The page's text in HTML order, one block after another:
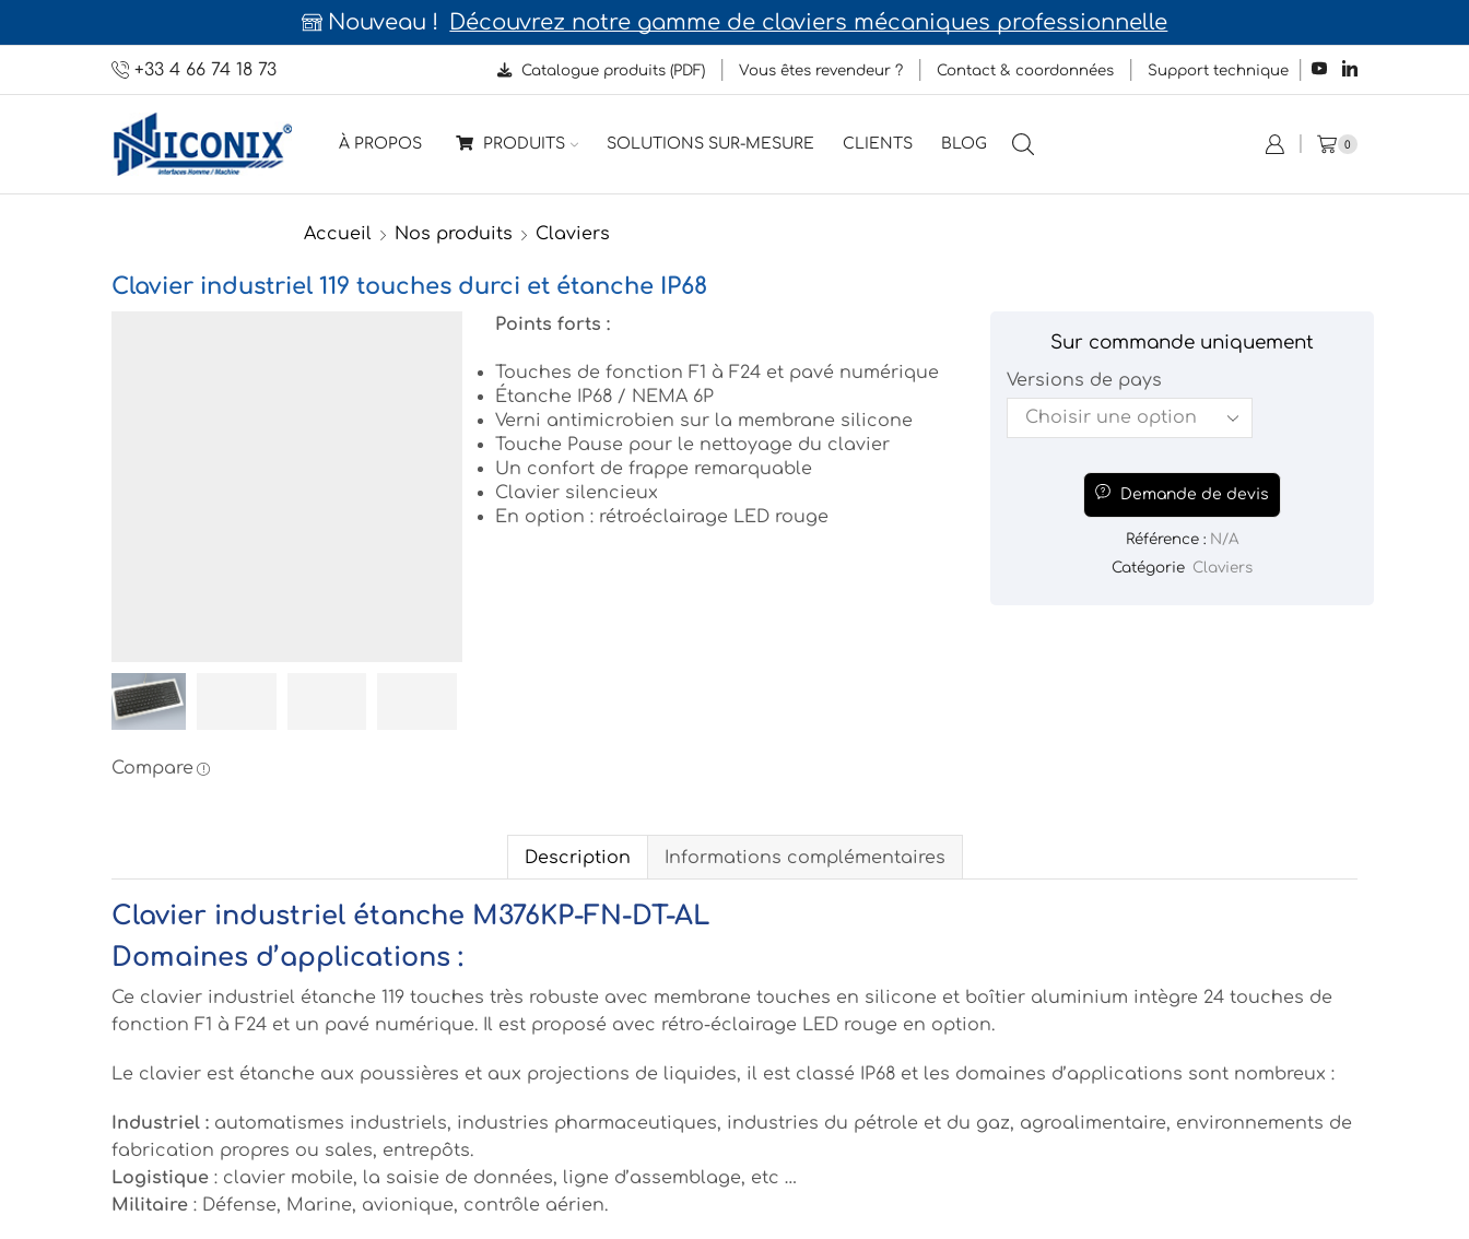
Nouveau ! Découvrez notre gamme de claviers mécaniques professionnelle
+33 4 66 74 18 73 Catalogue produits (PDF) Vous êtes revendeur ? Contact & coordonnées Support technique
À PROPOS PRODUITS SOLUTIONS SUR-MESURE CLIENTS BLOG 0
Accueil Nos produits Claviers
Clavier industriel 119 touches durci et étanche IP68
Compare
Points forts :
Touches de fonction F1 à F24 et pavé numérique
Étanche IP68 / NEMA 6P
Verni antimicrobien sur la membrane silicone
Touche Pause pour le nettoyage du clavier
Un confort de frappe remarquable
Clavier silencieux
En option : rétroéclairage LED rouge
Sur commande uniquement
Versions de pays
Demande de devis
Référence : N/A
Catégorie Claviers
Description Informations complémentaires
Clavier industriel étanche M376KP-FN-DT-AL
Domaines d’applications :
Ce clavier industriel étanche 119 touches très robuste avec membrane touches en silicone et boîtier aluminium intègre 24 touches de
fonction F1 à F24 et un pavé numérique. Il est proposé avec rétro-éclairage LED rouge en option.
Le clavier est étanche aux poussières et aux projections de liquides, il est classé IP68 et les domaines d’applications sont nombreux :
Industriel : automatismes industriels, industries pharmaceutiques, industries du pétrole et du gaz, agroalimentaire, environnements de
fabrication propres ou sales, entrepôts.
Logistique : clavier mobile, la saisie de données, ligne d’assemblage, etc …
Militaire : Défense, Marine, avionique, contrôle aérien.